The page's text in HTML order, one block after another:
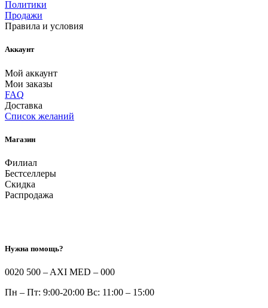
Политики
Продажи
Правила и условия
Аккаунт
Мой аккаунт
Мои заказы
FAQ
Доставка
Список желаний
Магазин
Филиал
Бестселлеры
Скидка
Распродажа
Нужна помощь?
0020 500 – AXI MED – 000
Пн – Пт: 9:00-20:00 Вс: 11:00 – 15:00